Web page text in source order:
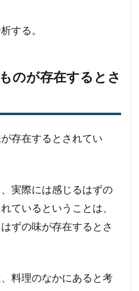
する。
のが存在するとさ
存在するとされてい
実際には感じるはずの
ているということは、
ずの味が存在するとさ
料理のなかにあると考